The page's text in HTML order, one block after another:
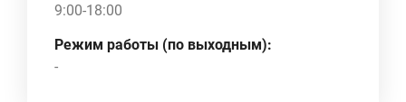
9:00-18:00
Режим работы (по выходным):
-